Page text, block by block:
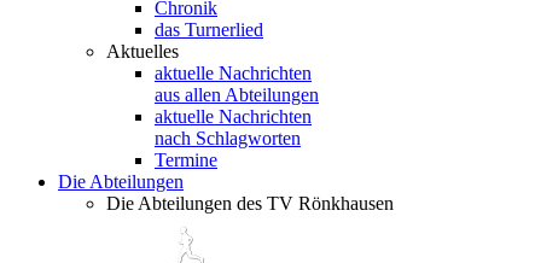
Chronik
das Turnerlied
Aktuelles
aktuelle Nachrichten
aus allen Abteilungen
aktuelle Nachrichten
nach Schlagworten
Termine
Die Abteilungen
Die Abteilungen des TV Rönkhausen